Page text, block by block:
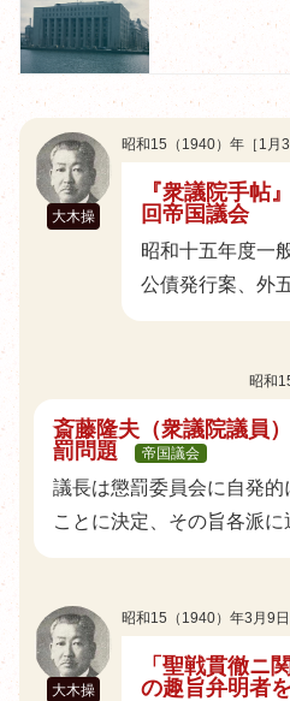
1940年9月27日
日独伊三国軍事同
1941年10月18日
東条内閣成立
1941年12月8日
太平洋戦争（米英
1944年7月18日
東条内閣総辞職
1945年5月7日
ドイツ、無条件降伏
1945年8月6日
広島に原子爆弾投下
ソ連、対日宣戦布
長崎に原子爆弾投
1945年8月14日
GHQ、軍国主義
1946年4月10日
第22回衆議院議員
の選挙）
1946年5月3日
極東国際軍事裁判始
1946年11月3日
日本国憲法公布
1947年5月3日
日本国憲法施行
下山事件
大木操
昭和15（1940）年［1月
『衆議院手帖
回帝国議会
昭和十五年度一
公債発行案、外
昭和
斎藤隆夫（衆議院議員
罰問題
帝国議会
議長は懲罰委員会に自発的
ことに決定、その旨各派に
大木操
昭和15（1940）年3月9日
「聖戦貫徹ニ
の趣旨弁明者